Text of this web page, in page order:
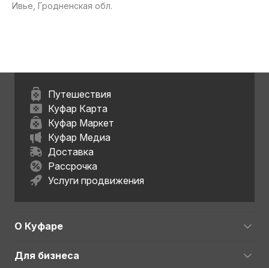
Ивье, Гродненская обл.
Путешествия
Куфар Карта
Куфар Маркет
Куфар Медиа
Доставка
Рассрочка
Услуги продвижения
О Куфаре
Для бизнеса